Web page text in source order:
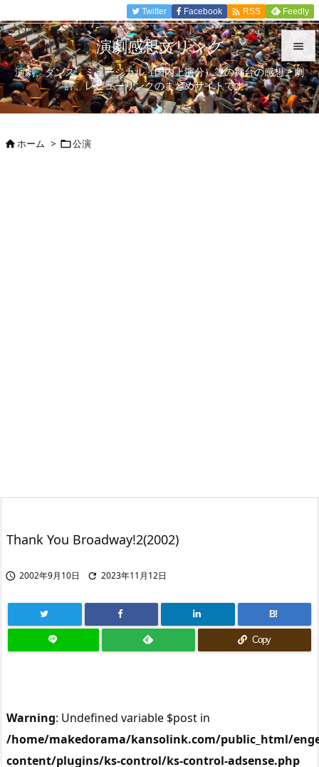


メニュ

Twitter Facebook  RSS Feedly
演劇感想文リンク
演劇、ダンス、ミュージカル（国内上演分）等の舞台の感想、劇
評、レビューリンクのまとめサイトです。
ホーム > 公演
Thank You Broadway!2(2002)
 2002年9月10日  2023年11月12日
B!
Copy
Warning: Undefined variable $post in
/home/makedorama/kansolink.com/public_html/
content/plugins/ks-control/ks-control-adsense.php